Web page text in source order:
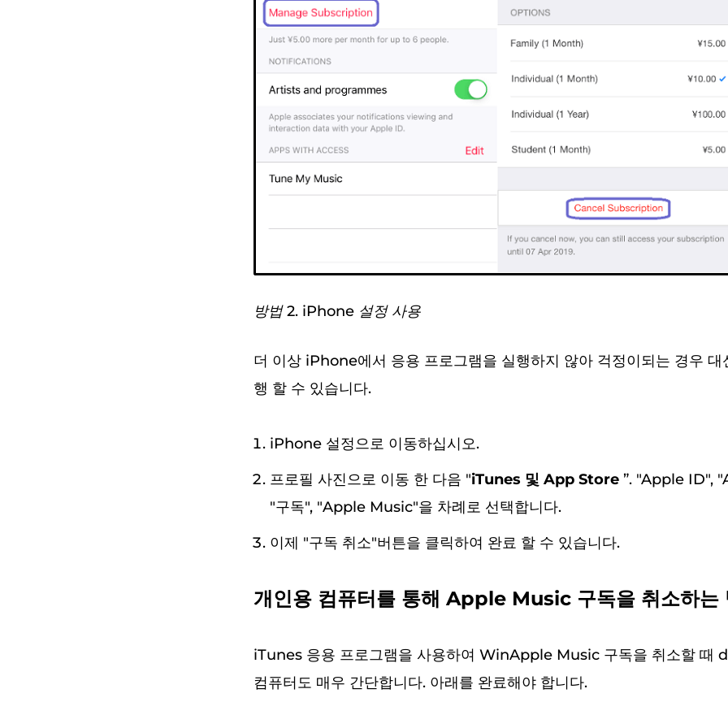
방법 2. iPhone 설정 사용
더 이상 iPhone에서 응용 프로그램을 실행하지 않아 걱정이되는 경우 대
행 할 수 있습니다.
iPhone 설정으로 이동하십시오.
프로필 사진으로 이동 한 다음 "iTunes 및 App Store ”. "Apple ID",
"구독", "Apple Music"을 차례로 선택합니다.
이제 "구독 취소"버튼을 클릭하여 완료 할 수 있습니다.
개인용 컴퓨터를 통해 Apple Music 구독을 취소하는
iTunes 응용 프로그램을 사용하여 WinApple Music 구독을 취소할 때
컴퓨터도 매우 간단합니다. 아래를 완료해야 합니다.